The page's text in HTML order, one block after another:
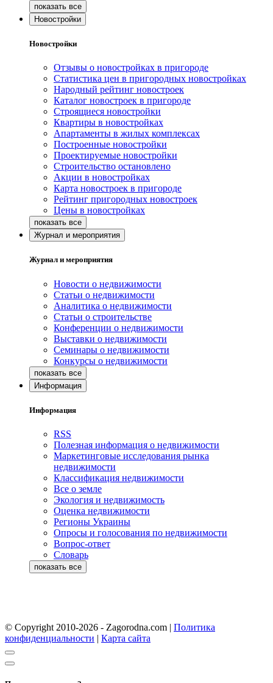
Новостройки
Новостройки
Отзывы о новостройках в пригороде
Статистика цен в пригородных новостройках
Народный рейтинг новостроек
Каталог новостроек в пригороде
Строящиеся новостройки
Квартиры в новостройках
Апартаменты в жилых комплексах
Построенные новостройки
Проектируемые новостройки
Строительство остановлено
Акции в новостройках
Карта новостроек в пригороде
Рейтинг пригородных новостроек
Цены в новостройках
Журнал и мероприятия
Журнал и мероприятия
Новости о недвижимости
Статьи о недвижимости
Аналитика о недвижимости
Статьи о строительстве
Конференции о недвижимости
Выставки о недвижимости
Семинары о недвижимости
Конкурсы о недвижимости
Информация
Информация
RSS
Полезная информация о недвижимости
Маркетинговые исследования рынка
недвижимости
Классификация недвижимости
Все о земле
Экология и недвижимость
Оценка недвижимости
Регионы Украины
Опросы и голосования по недвижимости
Вопрос-ответ
Словарь
© Copyright 2010-2026 - Zagorodna.com | Политика
конфиденциальности | Карта сайта